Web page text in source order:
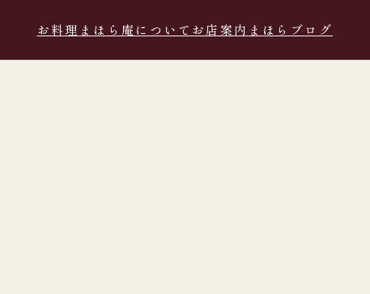
お料理 まほら庵について お店案内 まほらブログ